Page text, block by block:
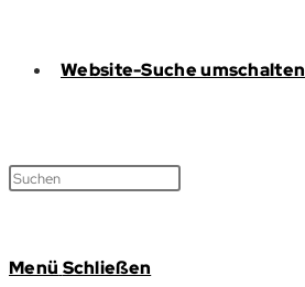
Website-Suche umschalten
Menü Schließen